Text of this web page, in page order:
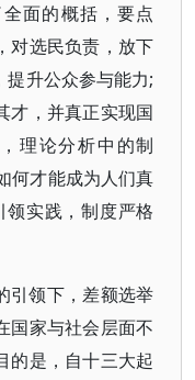
面的概括，要点
对选民负责，放下
提升公众参与能力;
才，并真正实现国
理论分析中的制
何才能成为人们真
实践，制度严格
引领下，差额选举
国家与社会层面不
的是，自十三大起